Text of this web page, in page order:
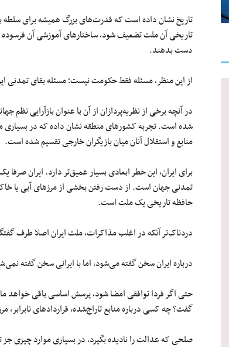
تاریخ نشان داده است که قدرت‌های بزرگ همیشه برای سلطه
تاریخی آن ملت تضعیف شود، ساختارهای آموزشی آن فرسوده
دست بدهند.
از این منظر، مسئله فقط حکومت نیست؛ مسئله بقای تمدنی
در آنچه برخی از نظریه‌پردازان از آن با عنوان بازآرایی نظم
شده است. تجربه کشورهای منطقه نشان داده که در بسیاری
منابع و استقلال آنان میان بازیگران خارجی تقسیم شده است.
برای ایران، این خطر ابعادی بسیار عمیق‌تر دارد. ایران
تمدنی جهان است. از دست رفتن بخشی از مرزهای آبی یا
حافظه تاریخی یک ملت است.
دردناک‌تر آنکه در اغلب مذاکرات، ملت ایران اصلا طرف
درباره ایران سخن گفته می‌شود، اما با ایرانی سخن گفته
حتی اگر فردا توافقی امضا شود، پرسش اساسی باقی
گفت؟ چه کسی درباره منابع تاراج‌شده، قراردادهای
صلحی که عدالت را نادیده بگیرد، در بسیاری موارد چیزی